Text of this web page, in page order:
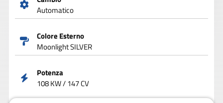
Automatico
Colore Esterno
Moonlight SILVER
Potenza
108 KW / 147 CV